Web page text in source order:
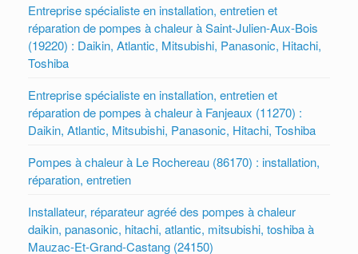
Entreprise spécialiste en installation, entretien et
réparation de pompes à chaleur à Saint-Julien-Aux-Bois
(19220) : Daikin, Atlantic, Mitsubishi, Panasonic, Hitachi,
Toshiba
Entreprise spécialiste en installation, entretien et
réparation de pompes à chaleur à Fanjeaux (11270) :
Daikin, Atlantic, Mitsubishi, Panasonic, Hitachi, Toshiba
Pompes à chaleur à Le Rochereau (86170) : installation,
réparation, entretien
Installateur, réparateur agréé des pompes à chaleur
daikin, panasonic, hitachi, atlantic, mitsubishi, toshiba à
Mauzac-Et-Grand-Castang (24150)